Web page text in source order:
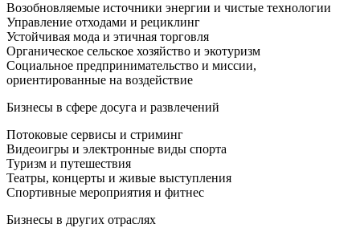
Возобновляемые источники энергии и чистые технологии
Управление отходами и рециклинг
Устойчивая мода и этичная торговля
Органическое сельское хозяйство и экотуризм
Социальное предпринимательство и миссии,
ориентированные на воздействие
Бизнесы в сфере досуга и развлечений
Потоковые сервисы и стриминг
Видеоигры и электронные виды спорта
Туризм и путешествия
Театры, концерты и живые выступления
Спортивные мероприятия и фитнес
Бизнесы в других отраслях